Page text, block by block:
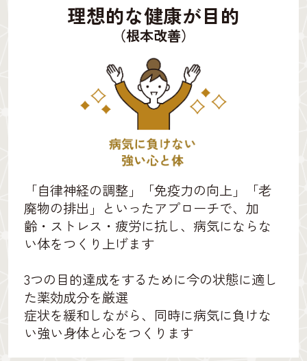
理想的な健康が目的
（根本改善）
「自律神経の調整」「免疫力の向上」「老
廃物の排出」といったアプローチで、加
齢・ストレス・疲労に抗し、病気にならな
い体をつくり上げます
3つの目的達成をするために今の状態に適し
た薬効成分を厳選
症状を緩和しながら、同時に病気に負けな
い強い身体と心をつくります